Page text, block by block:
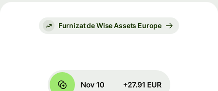
Furnizat de Wise Assets Europe